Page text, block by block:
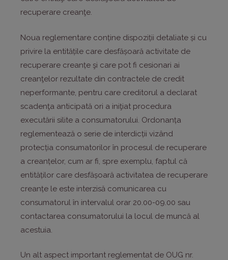
recuperare creanţe.
Noua reglementare conține dispoziții detaliate și cu
privire la entitățile care desfășoară activitate de
recuperare creanțe şi care pot fi cesionari ai
creanţelor rezultate din contractele de credit
neperformante, pentru care creditorul a declarat
scadenţa anticipată ori a iniţiat procedura
executării silite a consumatorului. Ordonanța
reglementează o serie de interdicții vizând
protecția consumatorilor în procesul de recuperare
a creanțelor, cum ar fi, spre exemplu, faptul că
entităților care desfășoară activitatea de recuperare
creanțe le este interzisă comunicarea cu
consumatorul în intervalul orar 20.00-09.00 sau
contactarea consumatorului la locul de muncă al
acestuia.
Un alt aspect important reglementat de OUG nr.